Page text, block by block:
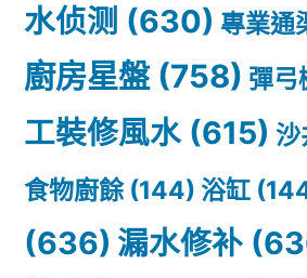
水侦测 (630) 專業通
廚房星盤(758) 彈弓
工裝修風水(615) 沙
食物廚餘(144) 浴缸
(636) 漏水修补